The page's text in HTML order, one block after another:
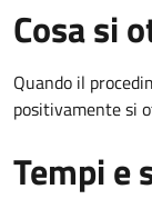
Cosa si
Quando il
positivamente si
Tempi e